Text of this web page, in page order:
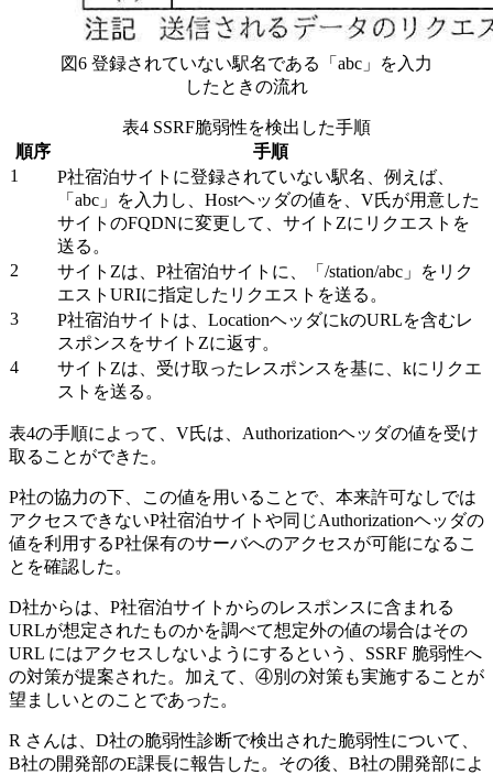
図6 登録されていない駅名である「abc」を入力
したときの流れ
表4 SSRF脆弱性を検出した手順
順序
手順
1
P社宿泊サイトに登録されていない駅名、例えば、
「abc」を入力し、Hostヘッダの値を、V氏が用意した
サイトのFQDNに変更して、サイトZにリクエストを
送る。
2
サイトZは、P社宿泊サイトに、「/station/abc」をリク
エストURIに指定したリクエストを送る。
3
P社宿泊サイトは、LocationヘッダにkのURLを含むレ
スポンスをサイトZに返す。
4
サイトZは、受け取ったレスポンスを基に、 kにリクエ
ストを送る。
表4の手順によって、V氏は、Authorizationヘッダの値を受け
取ることができた。
P社の協力の下、この値を用いることで、本来許可なしでは
アクセスできないP社宿泊サイトや同じAuthorizationヘッダの
値を利用するP社保有のサーバへのアクセスが可能になるこ
とを確認した。
D社からは、P社宿泊サイトからのレスポンスに含まれる
URLが想定されたものかを調べて想定外の値の場合はその
URL にはアクセスしないようにするという、SSRF 脆弱性へ
の対策が提案された。加えて、 ④別の対策も実施することが
望ましいとのことであった。
R さんは、D社の脆弱性診断で検出された脆弱性について、
B社の開発部のE課長に報告した。その後、B社の開発部によ